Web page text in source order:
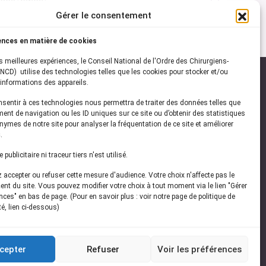
Gérer le consentement
en matière de cookies
meilleures expériences, le Conseil National de l'Ordre des Chirurgiens-
utilise des technologies telles que les cookies pour stocker et/ou
des appareils.
à ces technologies nous permettra de traiter des données telles que
de navigation ou les ID uniques sur ce site ou d’obtenir des statistiques
de notre site pour analyser la fréquentation de ce site et améliorer
publicitaire ni traceur tiers n'est utilisé.
accepter ou refuser cette mesure d'audience. Votre choix n'affecte pas le
du site. Vous pouvez modifier votre choix à tout moment via le lien "Gérer
en bas de page. (Pour en savoir plus : voir notre page de politique de
lien ci-dessous)
Refuser Voir les préférences
vous à notrenewsletter
les dernières actualités de l'ONCD